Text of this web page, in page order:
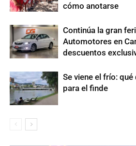
cómo anotarse
Continúa la gran
Automotores en
descuentos
Se viene el frío:
para el finde